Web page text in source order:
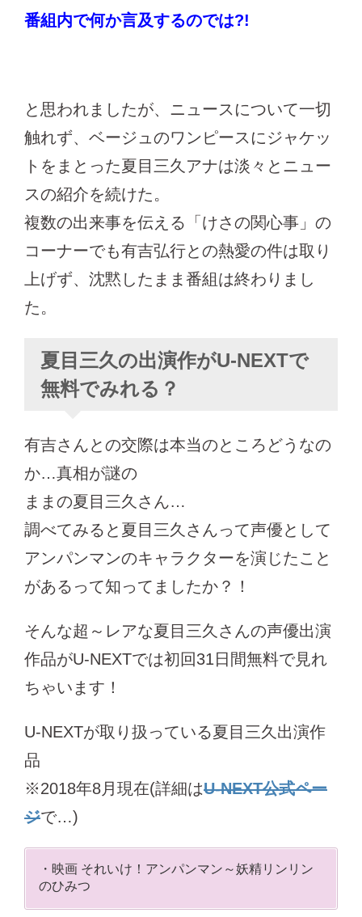
番組内で何か言及するのでは?!
と思われましたが、ニュースについて一切
触れず、ベージュのワンピースにジャケッ
トをまとった夏目三久アナは淡々とニュー
スの紹介を続けた。
複数の出来事を伝える「けさの関心事」の
コーナーでも有吉弘行との熱愛の件は取り
上げず、沈黙したまま番組は終わりまし
た。
夏目三久の出演作がU-NEXTで
無料でみれる？
有吉さんとの交際は本当のところどうなの
か…真相が謎の
ままの夏目三久さん…
調べてみると夏目三久さんって声優として
アンパンマンのキャラクターを演じたこと
があるって知ってましたか？！
そんな超～レアな夏目三久さんの声優出演
作品がU-NEXTでは初回31日間無料で見れ
ちゃいます！
U-NEXTが取り扱っている夏目三久出演作
品
※2018年8月現在(詳細はU-NEXT公式ペー
ジで…)
・映画 それいけ！アンパンマン～妖精リンリン
のひみつ